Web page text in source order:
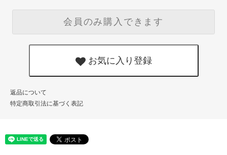
会員のみ購入できます
お気に入り登録
返品について
特定商取引法に基づく表記